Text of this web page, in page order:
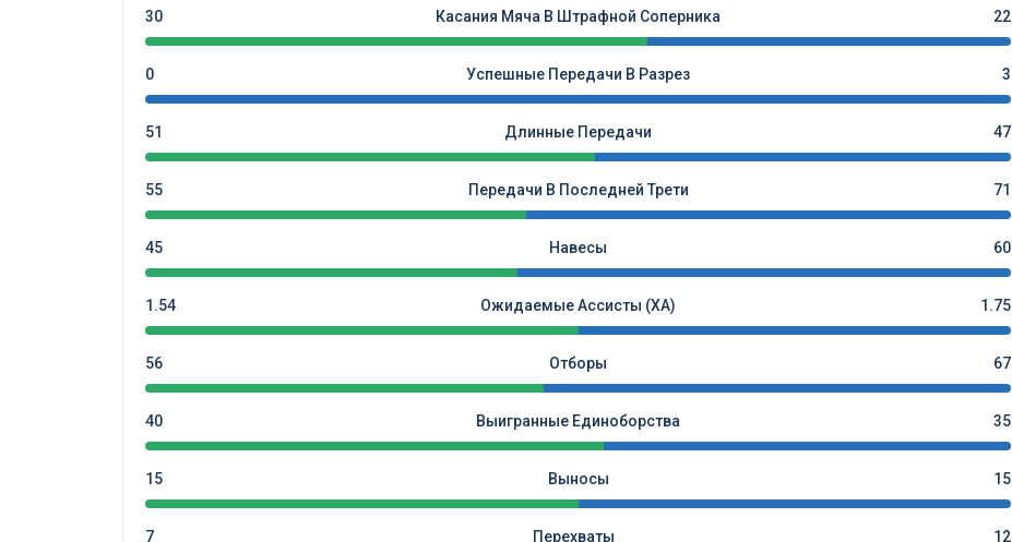
30 Касания Мяча В Штрафной Соперника 22
0 Успешные Передачи В Разрез 3
51 Длинные Передачи 47
55 Передачи В Последней Трети 71
45 Навесы 60
1.54 Ожидаемые Ассисты (xA) 1.75
56 Отборы 67
40 Выигранные Единоборства 35
15 Выносы 15
7 Перехваты 12